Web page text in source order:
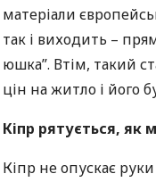
матеріали
так і виходить –
юшка”. Втім, такий
цін на житло і його
Кіпр рятується, як
Кіпр не опускає